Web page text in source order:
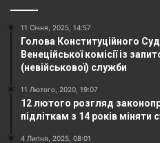
11 Січня, 2025, 14:57
Голова Конституційного
Венеційської комісії із
(невійськової) служби
11 Лютого, 2020, 19:07
12 лютого розгляд
підліткам з 14 років міняти
4 Липня, 2025, 08:01